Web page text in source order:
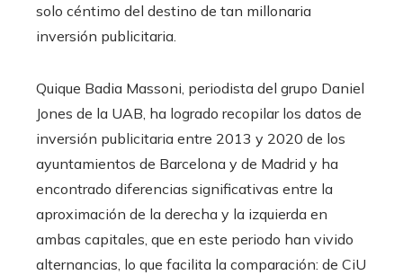
solo céntimo del destino de tan millonaria
inversión publicitaria.
Quique Badia Massoni, periodista del grupo Daniel
Jones de la UAB, ha logrado recopilar los datos de
inversión publicitaria entre 2013 y 2020 de los
ayuntamientos de Barcelona y de Madrid y ha
encontrado diferencias significativas entre la
aproximación de la derecha y la izquierda en
ambas capitales, que en este periodo han vivido
alternancias, lo que facilita la comparación: de CiU